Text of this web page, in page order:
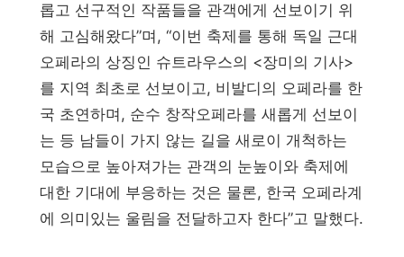
롭고 선구적인 작품들을 관객에게 선보이기 위
해 고심해왔다”며, “이번 축제를 통해 독일 근대
오페라의 상징인 슈트라우스의 <장미의 기사>
를 지역 최초로 선보이고, 비발디의 오페라를 한
국 초연하며, 순수 창작오페라를 새롭게 선보이
는 등 남들이 가지 않는 길을 새로이 개척하는
모습으로 높아져가는 관객의 눈높이와 축제에
대한 기대에 부응하는 것은 물론, 한국 오페라계
에 의미있는 울림을 전달하고자 한다”고 말했다.